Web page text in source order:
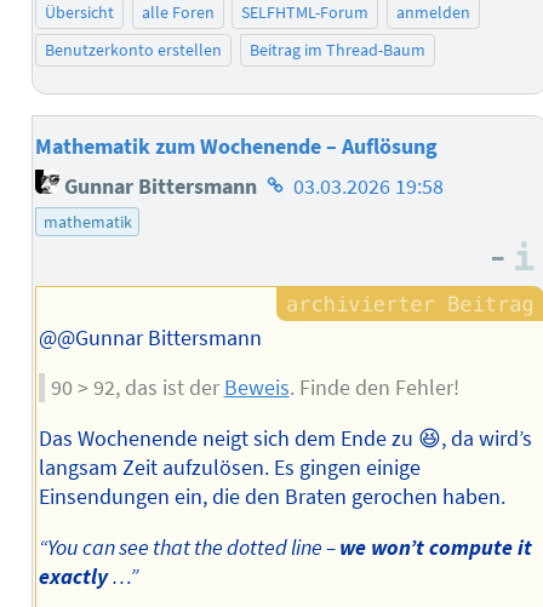
Übersicht alle Foren SELFHTML-Forum
anmelden
Benutzerkonto erstellen
Beitrag im Thread-Baum
Mathematik zum Wochenende – Auflösung
Gunnar Bittersmann Homepage
03.03.2026 19:58
mathematik
–
@@Gunnar Bittersmann
90 > 92, das ist der Beweis. Finde den Fehler!
Das Wochenende neigt sich dem Ende zu 😆, da wird’s
langsam Zeit aufzulösen. Es gingen einige
Einsendungen ein, die den Braten gerochen haben.
“You can see that the dotted line –we won’t compute it
exactly…”